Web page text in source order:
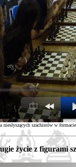
szachistów w
życie z figurami